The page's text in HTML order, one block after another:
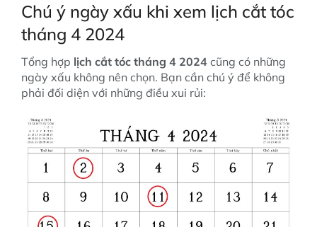
Chú ý ngày xấu khi xem lịch cắt tóc
tháng 4 2024
Tổng hợp lịch cắt tóc tháng 4 2024 cũng có những
ngày xấu không nên chọn. Bạn cần chú ý để không
phải đối diện với những điều xui rủi: